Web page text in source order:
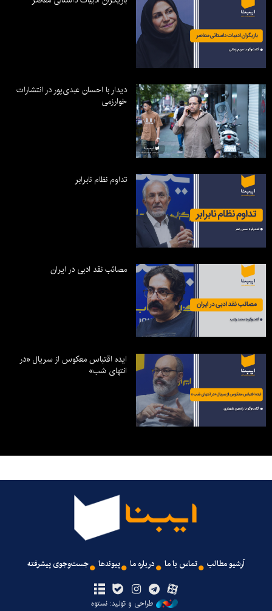
دیدار با احسان عبدی‌پور در انتشارات
خوارزمی
تداوم نظام نابرابر
مصائب نقد ادبی در ایران
ایده اقتباس معکوس از سریال «در
انتهای شب»
آرشیو مطالب تماس با ما درباره ما پیوندها جست‌وجوی پیشرفته
طراحی و تولید: نستوه